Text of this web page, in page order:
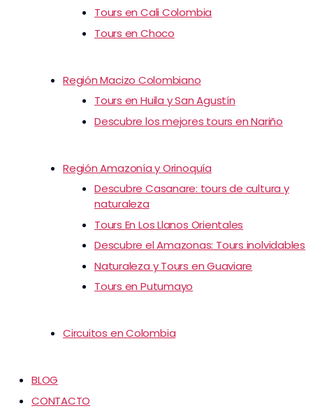
Tours en Cali Colombia
Tours en Choco
Región Macizo Colombiano
Tours en Huila y San Agustín
Descubre los mejores tours en Nariño
Región Amazonía y Orinoquía
Descubre Casanare: tours de cultura y
naturaleza
Tours En Los Llanos Orientales
Descubre el Amazonas: Tours inolvidables
Naturaleza y Tours en Guaviare
Tours en Putumayo
Circuitos en Colombia
BLOG
CONTACTO